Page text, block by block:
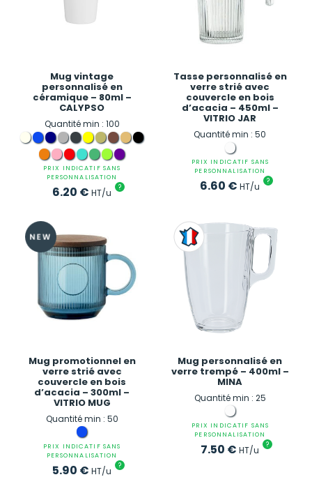
Mug vintage
personnalisé en
céramique – 80ml –
CALYPSO
Quantité min : 100
PRIX INDICATIF SANS
PERSONNALISATION
6.20 € HT/u ?
Tasse personnalisé en
verre strié avec
couvercle en bois
d’acacia – 450ml –
VITRIO JAR
Quantité min : 50
PRIX INDICATIF SANS
PERSONNALISATION
6.60 € HT/u ?
Mug promotionnel en
verre strié avec
couvercle en bois
d’acacia – 300ml –
VITRIO MUG
Quantité min : 50
PRIX INDICATIF SANS
PERSONNALISATION
5.90 € HT/u ?
Mug personnalisé en
verre trempé – 400ml –
MINA
Quantité min : 25
PRIX INDICATIF SANS
PERSONNALISATION
7.50 € HT/u ?